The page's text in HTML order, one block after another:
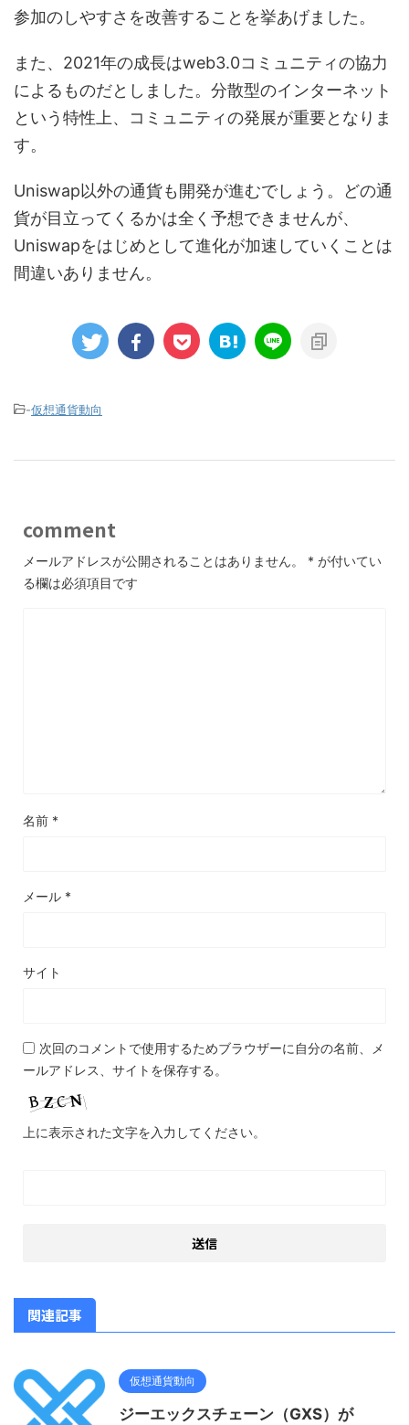
参加のしやすさを改善することを挙あげました。
また、2021年の成長はweb3.0コミュニティの協力
によるものだとしました。分散型のインターネット
という特性上、コミュニティの発展が重要となりま
す。
Uniswap以外の通貨も開発が進むでしょう。どの通
貨が目立ってくるかは全く予想できませんが、
Uniswapをはじめとして進化が加速していくことは
間違いありません。
-仮想通貨動向
comment
メールアドレスが公開されることはありません。 * が付いてい
る欄は必須項目です
名前 *
メール *
サイト
次回のコメントで使用するためブラウザーに自分の名前、メ
ールアドレス、サイトを保存する。
上に表示された文字を入力してください。
関連記事
仮想通貨動向
ジーエックスチェーン（GXS）が